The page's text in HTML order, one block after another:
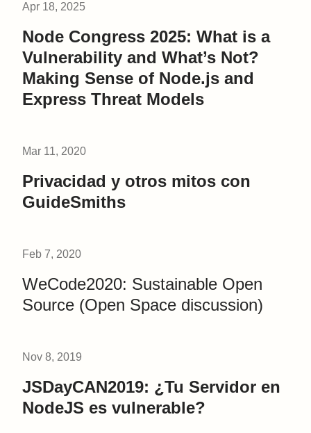
Apr 18, 2025
Node Congress 2025: What is a
Vulnerability and What’s Not?
Making Sense of Node.js and
Express Threat Models
Mar 11, 2020
Privacidad y otros mitos con
GuideSmiths
Feb 7, 2020
WeCode2020: Sustainable Open
Source (Open Space discussion)
Nov 8, 2019
JSDayCAN2019: ¿Tu Servidor en
NodeJS es vulnerable?